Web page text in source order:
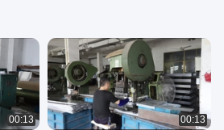
00:13
00:13